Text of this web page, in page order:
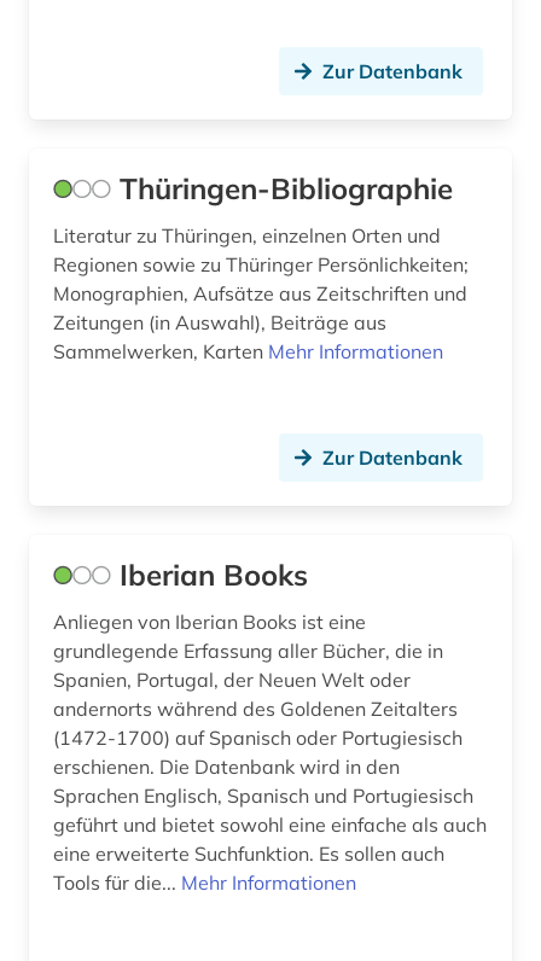
fid finnisch-ugrische/uralische sprachen (1)
fid ost-, ostmittel- und südosteuropa (2)
fid slawistik (2)
finnland (7)
finnougristik (1)
franken (2)
frankreich (13)
französische landesgeschichte (1)
französischer bibliothekenverbund (1)
französisches sprachgebiet (1)
frauenbewegung (1)
Russland, Sowjetunion (13)
Saarland (3)
Sachsen (2)
Sachsen-Anhalt (2)
Skandinavien (1)
Slowakei (7)
Slowenien (6)
Spanien (10)
Suedamerika (11)
Suedasien (1)
Suedostasien (3)
Zur Datenbank
Thüringen-Bibliographie
Literatur zu Thüringen, einzelnen Orten und
Regionen sowie zu Thüringer Persönlichkeiten;
Monographien, Aufsätze aus Zeitschriften und
Zeitungen (in Auswahl), Beiträge aus
Sammelwerken, Karten Mehr Informationen
Zur Datenbank
Iberian Books
Anliegen von Iberian Books ist eine
grundlegende Erfassung aller Bücher, die in
Spanien, Portugal, der Neuen Welt oder
andernorts während des Goldenen Zeitalters
(1472-1700) auf Spanisch oder Portugiesisch
erschienen. Die Datenbank wird in den
Sprachen Englisch, Spanisch und Portugiesisch
geführt und bietet sowohl eine einfache als auch
eine erweiterte Suchfunktion. Es sollen auch
Tools für die... Mehr Informationen